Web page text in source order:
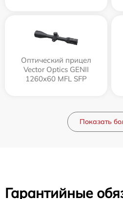
Оптический прицел
Vector Optics GENII
1260x60 MFL SFP
Показать
Гарантийные